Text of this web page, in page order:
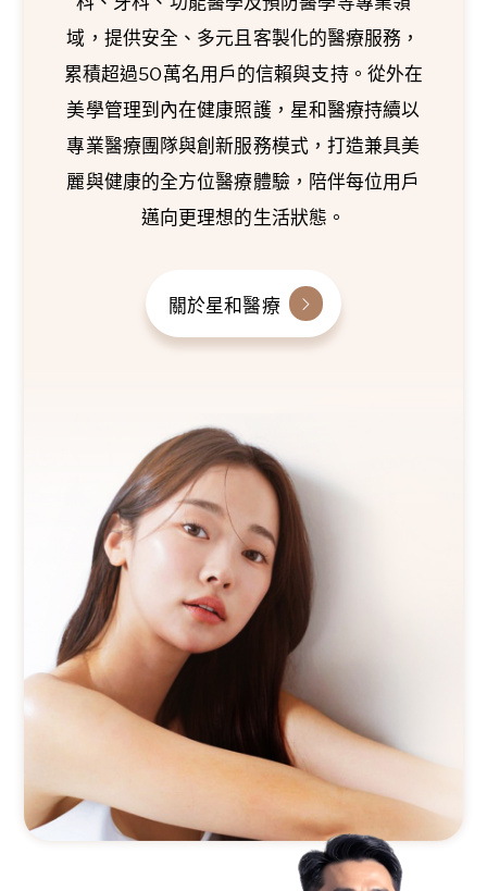
域，提供安全、多元且客製化的醫療服務，
累積超過50萬名用戶的信賴與支持。從外在
美學管理到內在健康照護，星和醫療持續以
專業醫療團隊與創新服務模式，打造兼具美
麗與健康的全方位醫療體驗，陪伴每位用戶
邁向更理想的生活狀態。
關於星和醫療